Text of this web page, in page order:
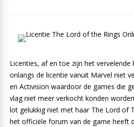
Licenties, af en toe zijn het vervelende
onlangs de licentie vanuit Marvel niet
en Activision waardoor de games die
vlag niet meer verkocht konden
lot gelukkig niet met haar The Lord of
het officiële forum van de game heeft